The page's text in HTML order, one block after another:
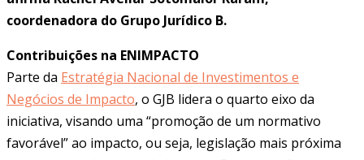
coordenadora do Grupo Jurídico B.
Contribuições na ENIMPACTO
Parte da Estratégia Nacional de Investimentos e
Negócios de Impacto, o GJB lidera o quarto eixo da
iniciativa, visando uma “promoção de um normativo
favorável” ao impacto, ou seja, legislação mais próxima